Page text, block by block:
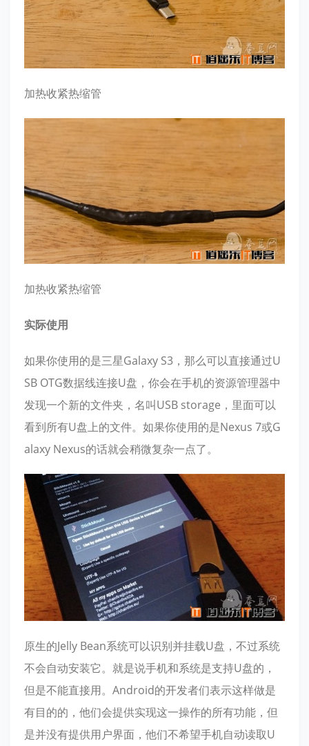
加热收紧热缩管
加热收紧热缩管
实际使用
如果你使用的是三星Galaxy S3，那么可以直接通过U
SB OTG数据线连接U盘，你会在手机的资源管理器中
发现一个新的文件夹，名叫USB storage，里面可以
看到所有U盘上的文件。如果你使用的是Nexus 7或G
alaxy Nexus的话就会稍微复杂一点了。
原生的Jelly Bean系统可以识别并挂载U盘，不过系统
不会自动安装它。就是说手机和系统是支持U盘的，
但是不能直接用。Android的开发者们表示这样做是
有目的的，他们会提供实现这一操作的所有功能，但
是并没有提供用户界面，他们不希望手机自动读取U